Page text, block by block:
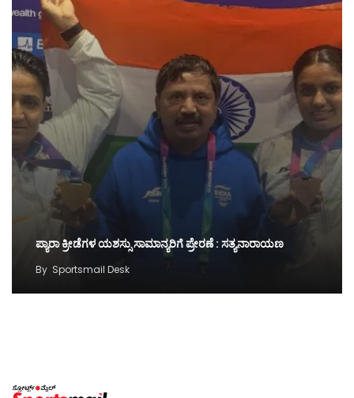
ಪ್ಯಾರಾ ಕ್ರೀಡೆಗಳ ಯಶಸ್ಸು ಸಾಮಾನ್ಯರಿಗೆ ಪ್ರೇರಣೆ : ಸತ್ಯನಾರಾಯಣ
By Sportsmail Desk